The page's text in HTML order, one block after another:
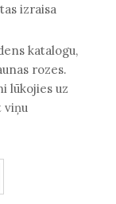
izraisa
katalogu,
rozes.
lūkojies uz
viņu